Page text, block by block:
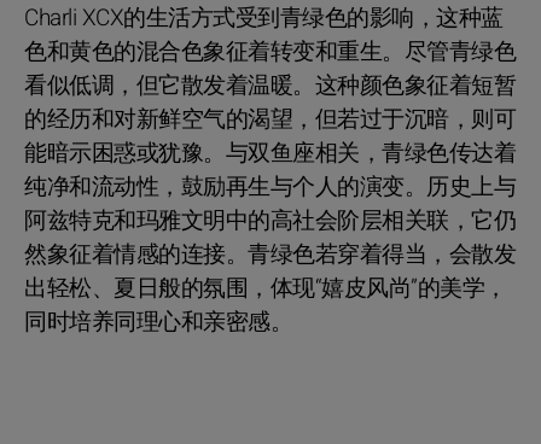
Charli XCX的生活方式受到青绿色的影响，这种蓝
色和黄色的混合色象征着转变和重生。尽管青绿色
看似低调，但它散发着温暖。这种颜色象征着短暂
的经历和对新鲜空气的渴望，但若过于沉暗，则可
能暗示困惑或犹豫。与双鱼座相关，青绿色传达着
纯净和流动性，鼓励再生与个人的演变。历史上与
阿兹特克和玛雅文明中的高社会阶层相关联，它仍
然象征着情感的连接。青绿色若穿着得当，会散发
出轻松、夏日般的氛围，体现“嬉皮风尚”的美学，
同时培养同理心和亲密感。